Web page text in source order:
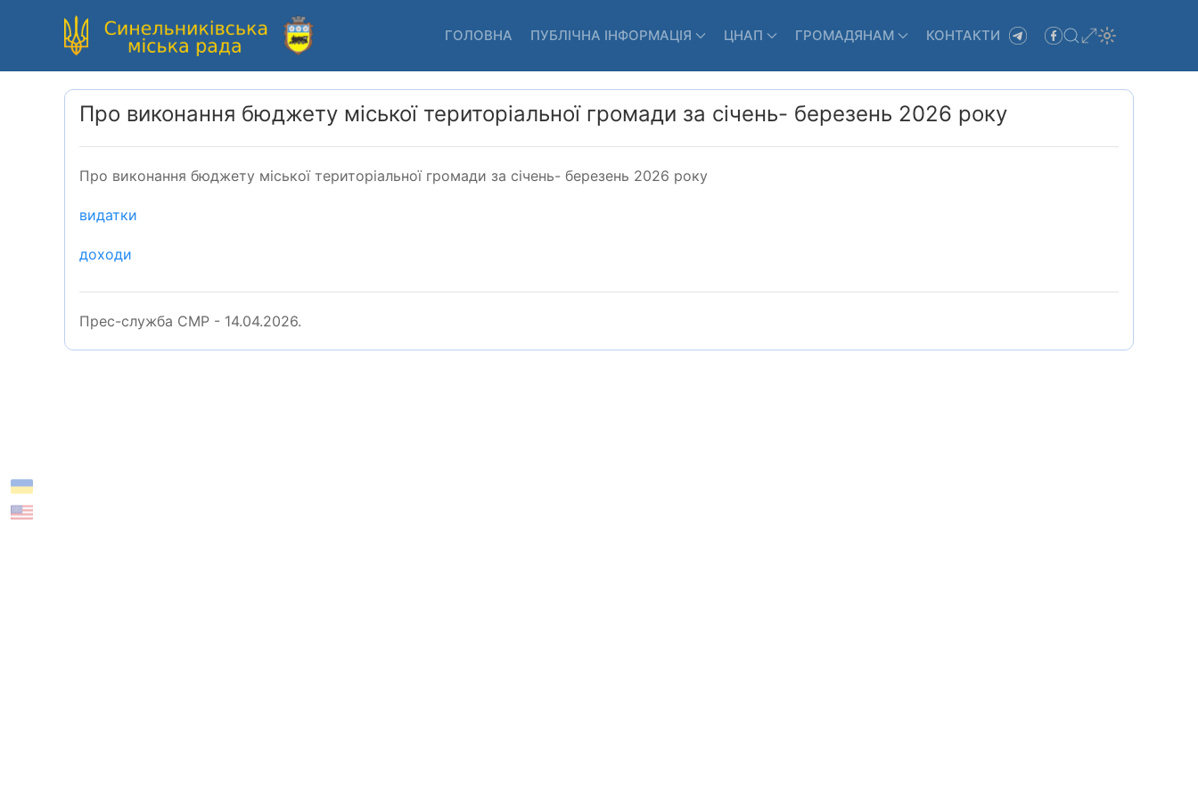
ГОЛОВНА ПУБЛІЧНА ІНФОРМАЦІЯ ЦНАП ГРОМАДЯНАМ КОНТАКТИ
Про виконання бюджету міської територіальної громади за січень- березень 2026 року
Про виконання бюджету міської територіальної громади за січень- березень 2026 року
видатки
доходи
Прес-служба СМР - 14.04.2026.